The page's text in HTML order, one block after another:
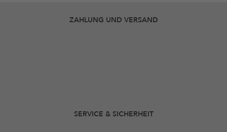
ZAHLUNG UND VERSAND
SERVICE & SICHERHEIT